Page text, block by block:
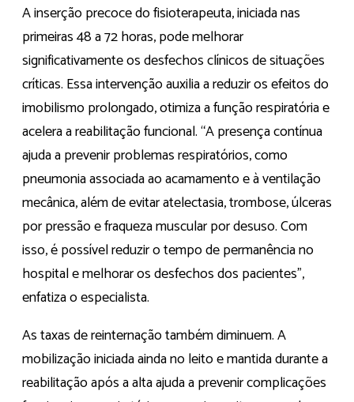
A inserção precoce do fisioterapeuta, iniciada nas
primeiras 48 a 72 horas, pode melhorar
significativamente os desfechos clínicos de situações
críticas. Essa intervenção auxilia a reduzir os efeitos do
imobilismo prolongado, otimiza a função respiratória e
acelera a reabilitação funcional. “A presença contínua
ajuda a prevenir problemas respiratórios, como
pneumonia associada ao acamamento e à ventilação
mecânica, além de evitar atelectasia, trombose, úlceras
por pressão e fraqueza muscular por desuso. Com
isso, é possível reduzir o tempo de permanência no
hospital e melhorar os desfechos dos pacientes”,
enfatiza o especialista.
As taxas de reinternação também diminuem. A
mobilização iniciada ainda no leito e mantida durante a
reabilitação após a alta ajuda a prevenir complicações